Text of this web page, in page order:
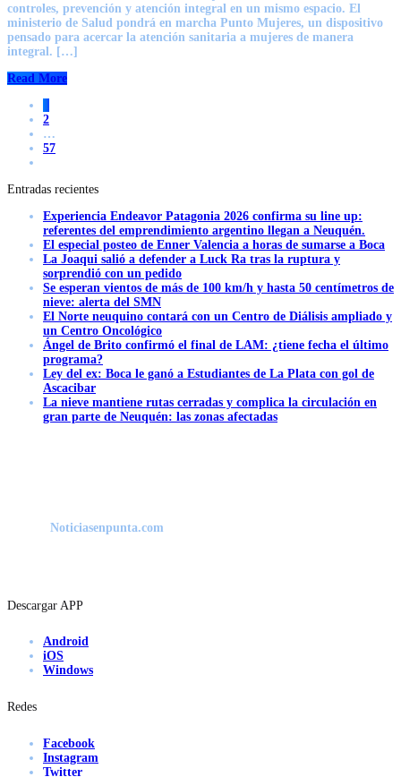
controles, prevención y atención integral en un mismo espacio. El
ministerio de Salud pondrá en marcha Punto Mujeres, un dispositivo
pensado para acercar la atención sanitaria a mujeres de manera
integral. […]
Read More
2
…
57
Entradas recientes
Experiencia Endeavor Patagonia 2026 confirma su line up:
referentes del emprendimiento argentino llegan a Neuquén.
El especial posteo de Enner Valencia a horas de sumarse a Boca
La Joaqui salió a defender a Luck Ra tras la ruptura y
sorprendió con un pedido
Se esperan vientos de más de 100 km/h y hasta 50 centímetros de
nieve: alerta del SMN
El Norte neuquino contará con un Centro de Diálisis ampliado y
un Centro Oncológico
Ángel de Brito confirmó el final de LAM: ¿tiene fecha el último
programa?
Ley del ex: Boca le ganó a Estudiantes de La Plata con gol de
Ascacibar
La nieve mantiene rutas cerradas y complica la circulación en
gran parte de Neuquén: las zonas afectadas
Noticiasenpunta.com
Descargar APP
Android
iOS
Windows
Redes
Facebook
Instagram
Twitter